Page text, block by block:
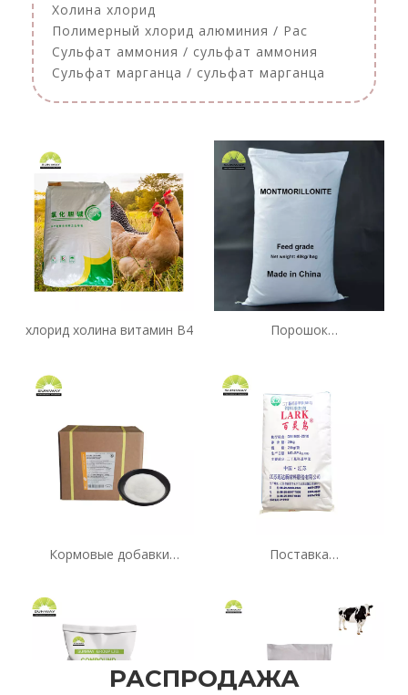
Холина хлорид
Полимерный хлорид алюминия / Pac
Сульфат аммония / сульфат аммония
Сульфат марганца / сульфат марганца
хлорид холина витамин B4
Порошок
высокой чистоты для
птицы и корма для
животных
Кормовые добавки
аскорбиновая кислота,
витамин С (ВК), порошок,
25 кг/коробка
Поставка
99% в порошке BHT CAS
РАСПРОДАЖА